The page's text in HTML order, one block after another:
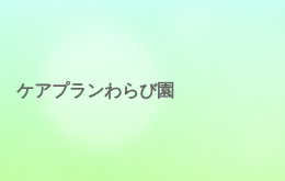
ケアプランわらび園